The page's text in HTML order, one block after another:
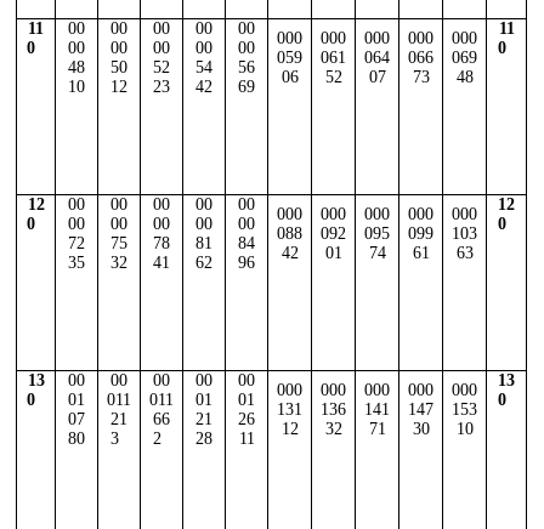
11
0
00
00
48
10
00
00
50
12
00
00
52
23
00
00
54
42
00
00
56
69
000
059
06
000
061
52
000
064
07
000
066
73
000
069
48
11
0
12
0
00
00
72
35
00
00
75
32
00
00
78
41
00
00
81
62
00
00
84
96
000
088
42
000
092
01
000
095
74
000
099
61
000
103
63
12
0
13
0
00
01
07
80
00
011
21
3
00
011
66
2
00
01
21
28
00
01
26
11
000
131
12
000
136
32
000
141
71
000
147
30
000
153
10
13
0